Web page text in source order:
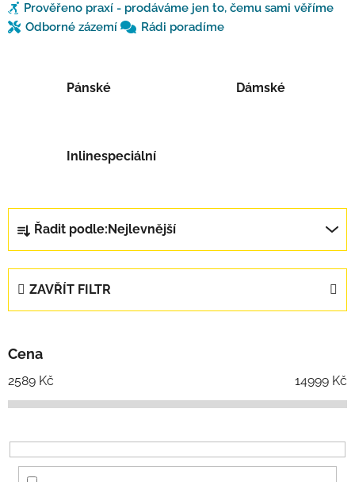
Prověřeno praxí - prodáváme jen to, čemu sami věříme
Odborné zázemí
Rádi poradíme
Pánské Dámské
Inlinespeciální
Řazení produktů
Řadit podle: Nejlevnější
ZAVŘÍT FILTR
Cena
2589 Kč 14999 Kč